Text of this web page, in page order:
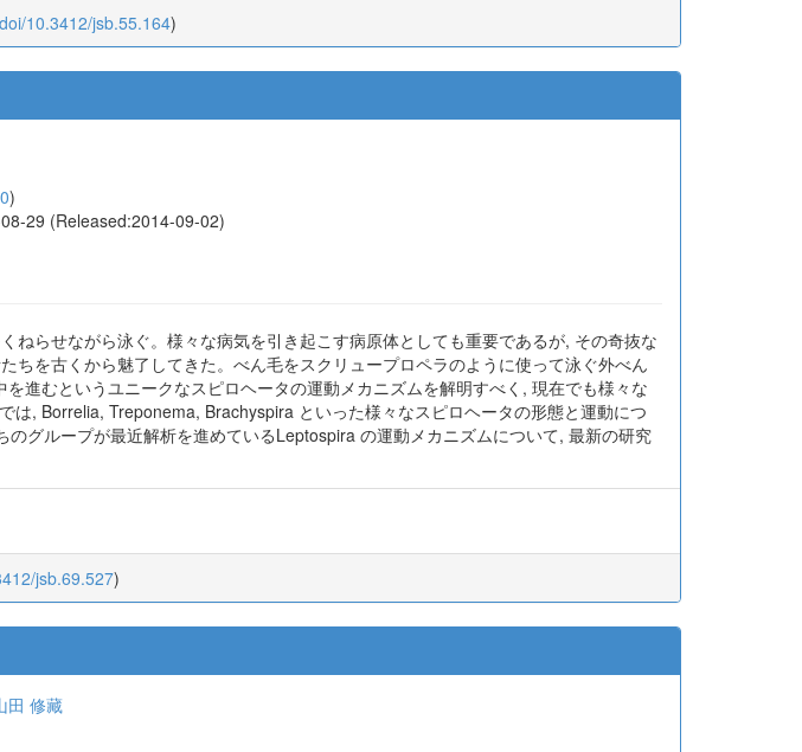
10.3412/jsb.55.164)
)
29 (Released:2014-09-02)
ねらせながら泳ぐ。様々な病気を引き起こす病原体としても重要であるが, その奇抜な
ちを古くから魅了してきた。べん毛をスクリュープロペラのように使って泳ぐ外べん
進むというユニークなスピロヘータの運動メカニズムを解明すべく, 現在でも様々な
は, Borrelia, Treponema, Brachyspira といった様々なスピロヘータの形態と運動につ
グループが最近解析を進めているLeptospira の運動メカニズムについて, 最新の研究
jsb.69.527)
田 修藏